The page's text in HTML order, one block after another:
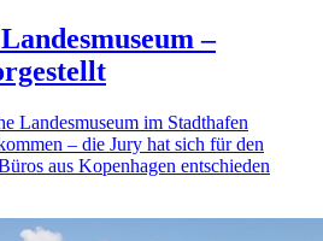
–
Landesmuseum im Stadthafen
– die Jury hat sich für den
aus Kopenhagen entschieden